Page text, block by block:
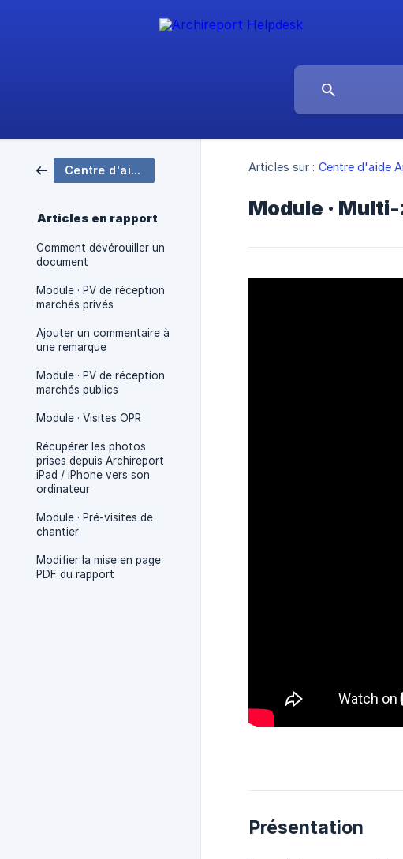
Centre d'aide Archireport
Articles en rapport
Comment dévérouiller un
document
Module · PV de réception
marchés privés
Ajouter un commentaire à
une remarque
Module · PV de réception
marchés publics
Module · Visites OPR
Récupérer les photos
prises depuis Archireport
iPad / iPhone vers son
ordinateur
Module · Pré-visites de
chantier
Modifier la mise en page
PDF du rapport
Articles sur : Centre d'aide
Module ·
Présentation